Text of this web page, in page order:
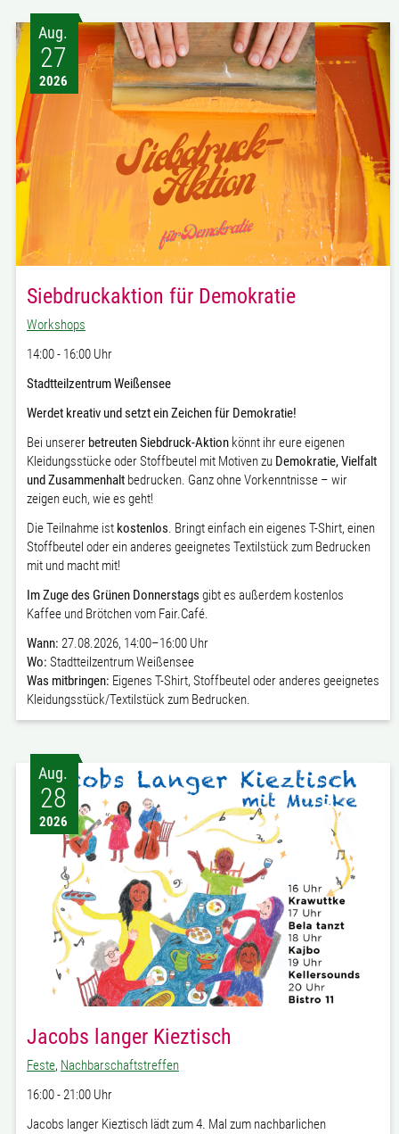
Aug.
27
2026
Siebdruckaktion für Demokratie
Workshops
14:00 - 16:00 Uhr
Stadtteilzentrum Weißensee
Werdet kreativ und setzt ein Zeichen für Demokratie!
Bei unserer betreuten Siebdruck-Aktion könnt ihr eure eigenen
Kleidungsstücke oder Stoffbeutel mit Motiven zu Demokratie, Vielfalt
und Zusammenhalt bedrucken. Ganz ohne Vorkenntnisse – wir
zeigen euch, wie es geht!
Die Teilnahme ist kostenlos. Bringt einfach ein eigenes T-Shirt, einen
Stoffbeutel oder ein anderes geeignetes Textilstück zum Bedrucken
mit und macht mit!
Im Zuge des Grünen Donnerstags gibt es außerdem kostenlos
Kaffee und Brötchen vom Fair.Café.
Wann: 27.08.2026, 14:00–16:00 Uhr
Wo: Stadtteilzentrum Weißensee
Was mitbringen: Eigenes T-Shirt, Stoffbeutel oder anderes geeignetes
Kleidungsstück/Textilstück zum Bedrucken.
Aug.
28
2026
Jacobs langer Kieztisch
Feste, Nachbarschaftstreffen
16:00 - 21:00 Uhr
Jacobs langer Kieztisch lädt zum 4. Mal zum nachbarlichen